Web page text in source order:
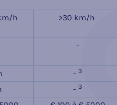
h >30 km/h
-
- 3
- 3